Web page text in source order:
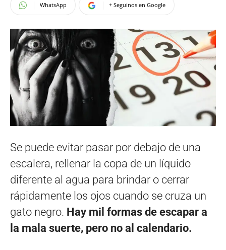
WhatsApp + Seguinos en Google
Se puede evitar pasar por debajo de una
escalera, rellenar la copa de un líquido
diferente al agua para brindar o cerrar
rápidamente los ojos cuando se cruza un
gato negro. Hay mil formas de escapar a
la mala suerte, pero no al calendario.